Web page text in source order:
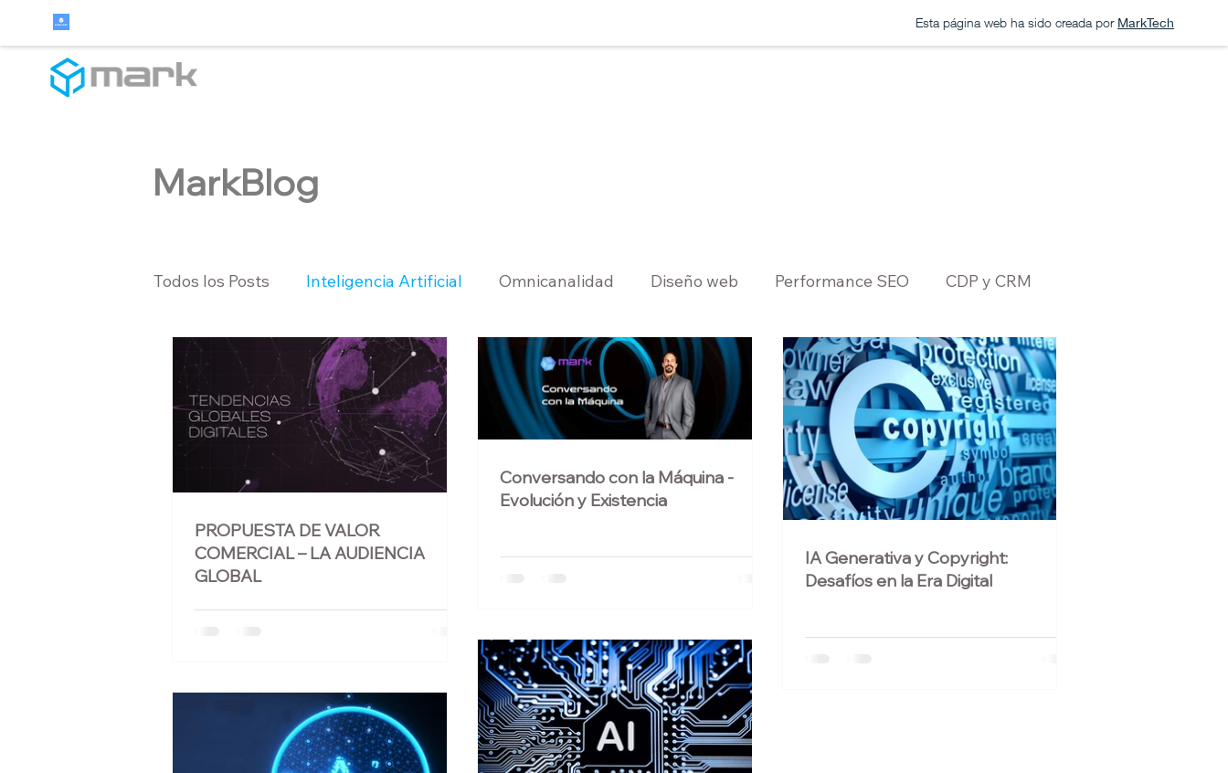
Esta página web ha sido creada por MarkTech
MarkBlog
Todos los Posts Inteligencia Artificial Omnicanalidad Diseño web Performance SEO CDP y CRM
Sistemas Web Atención al cliente Seguridad cibernética Cloud Computing Evolución Exponencial
La Era Digital Adaptabilidad Audiencia Global
PROPUESTA DE VALOR
COMERCIAL – LA AUDIENCIA
GLOBAL
Conversando con la Máquina -
Evolución y Existencia
IA Generativa y Copyright:
Desafíos en la Era Digital